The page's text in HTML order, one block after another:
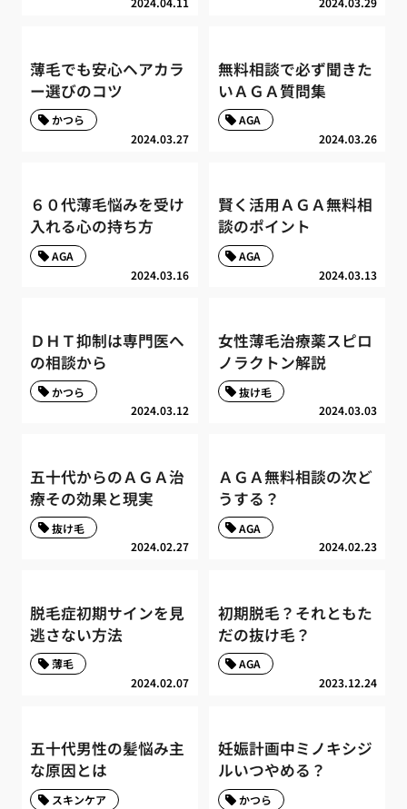
薄毛でも安心ヘアカラ
ー選びのコツ
2024.03.27
かつら
無料相談で必ず聞きた
いＡＧＡ質問集
2024.03.26
AGA
６０代薄毛悩みを受け
入れる心の持ち方
2024.03.16
AGA
賢く活用ＡＧＡ無料相
談のポイント
2024.03.13
AGA
ＤＨＴ抑制は専門医へ
の相談から
2024.03.12
かつら
女性薄毛治療薬スピロ
ノラクトン解説
2024.03.03
抜け毛
五十代からのＡＧＡ治
療その効果と現実
2024.02.27
抜け毛
ＡＧＡ無料相談の次ど
うする？
2024.02.23
AGA
脱毛症初期サインを見
逃さない方法
2024.02.07
薄毛
初期脱毛？それともた
だの抜け毛？
2023.12.24
AGA
五十代男性の髪悩み主
な原因とは
スキンケア
妊娠計画中ミノキシジ
ルいつやめる？
かつら